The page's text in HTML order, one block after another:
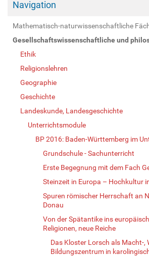
Navigation
Mathematisch-naturwissenschaftliche
Gesellschaftswissenschaftliche und
Ethik
Religionslehren
Geographie
Geschichte
Landeskunde, Landesgeschichte
Unterrichtsmodule
BP 2016: Baden-Württemberg im
Grundschule - Sachunterricht
Erste Begegnung mit dem Fach
Steinzeit in Europa – Hochkultur
Spuren römischer Herrschaft an
Donau
Von der Spätantike ins
Religionen, neue Reiche
Das Kloster Lorsch als Macht-,
Bildungszentrum in